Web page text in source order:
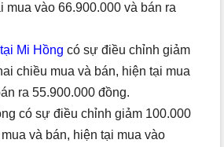
mua vào 66.900.000 và bán ra
Mi Hồng có sự điều chỉnh giảm
chiều mua và bán, hiện tại mua
ra 55.900.000 đồng.
có sự điều chỉnh giảm 100.000
và bán, hiện tại mua vào